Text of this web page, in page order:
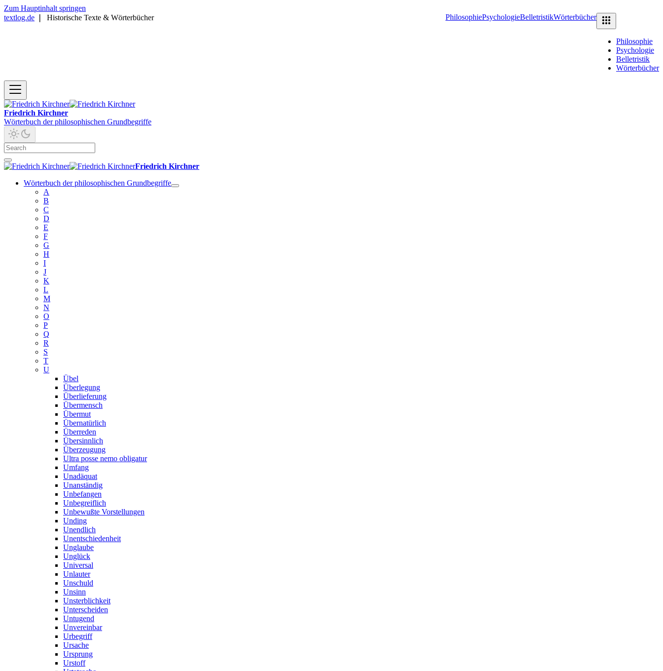
Zum Hauptinhalt springen
textlog.de
Historische Texte & Wörterbücher PhilosophiePsychologieBelletristikWörterbücher
Philosophie
Psychologie
Belletristik
Wörterbücher
Friedrich Kirchner
Wörterbuch der philosophischen Grundbegriffe
Friedrich Kirchner
Wörterbuch der philosophischen Grundbegriffe
A
B
C
D
E
F
G
H
I
J
K
L
M
N
O
P
Q
R
S
T
U
Übel
Überlegung
Überlieferung
Übermensch
Übermut
Übernatürlich
Überreden
Übersinnlich
Überzeugung
Ultra posse nemo obligatur
Umfang
Unadäquat
Unanständig
Unbefangen
Unbegreiflich
Unbewußte Vorstellungen
Unding
Unendlich
Unentschiedenheit
Unglaube
Unglück
Universal
Unlauter
Unschuld
Unsinn
Unsterblichkeit
Unterscheiden
Untugend
Unvereinbar
Urbegriff
Ursache
Ursprung
Urstoff